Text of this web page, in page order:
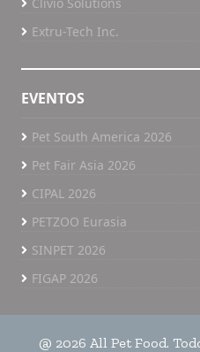
Extru-Tech Inc.
EVENTOS
Pet South America 2026
Pet Fair Asia 2026
CIPAL 2026
PETZOO Eurasia
SINPET 2026
FIGAP 2026
@ 2026 All Pet Food.